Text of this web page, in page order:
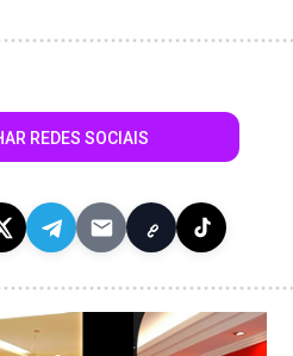
REDES SOCIAIS